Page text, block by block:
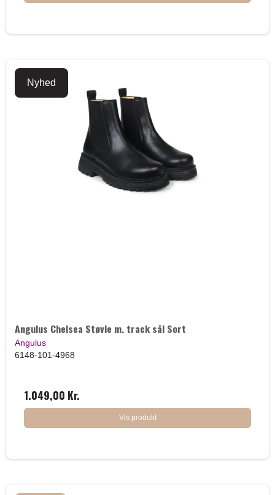
Nyhed
Angulus Chelsea Støvle m. track sål Sort
Angulus
6148-101-4968
1.049,00 Kr.
Vis produkt